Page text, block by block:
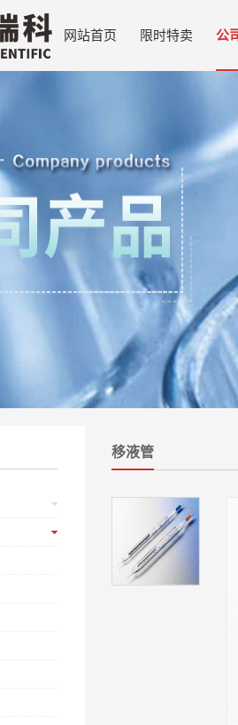
网站首页 限时特卖 公
移液管